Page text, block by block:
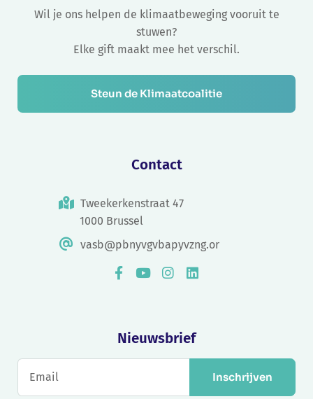
Wil je ons helpen de klimaatbeweging vooruit te
stuwen?
Elke gift maakt mee het verschil.
Steun de Klimaatcoalitie
Contact
Tweekerkenstraat 47
1000 Brussel
vasb@pbnyvgvbapyvzng.or
Nieuwsbrief
Inschrijven